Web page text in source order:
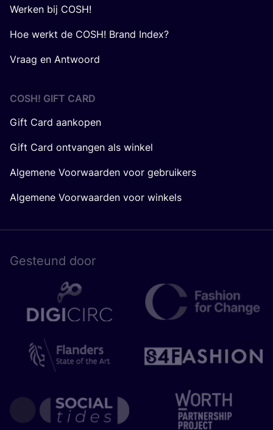
Werken bij COSH!
Hoe werkt de COSH! Brand Index?
Vraag en Antwoord
COSH! GIFT CARD
Gift Card aankopen
Gift Card ontvangen als winkel
Algemene Voorwaarden voor gebruikers
Algemene Voorwaarden voor winkels
Gesteund door